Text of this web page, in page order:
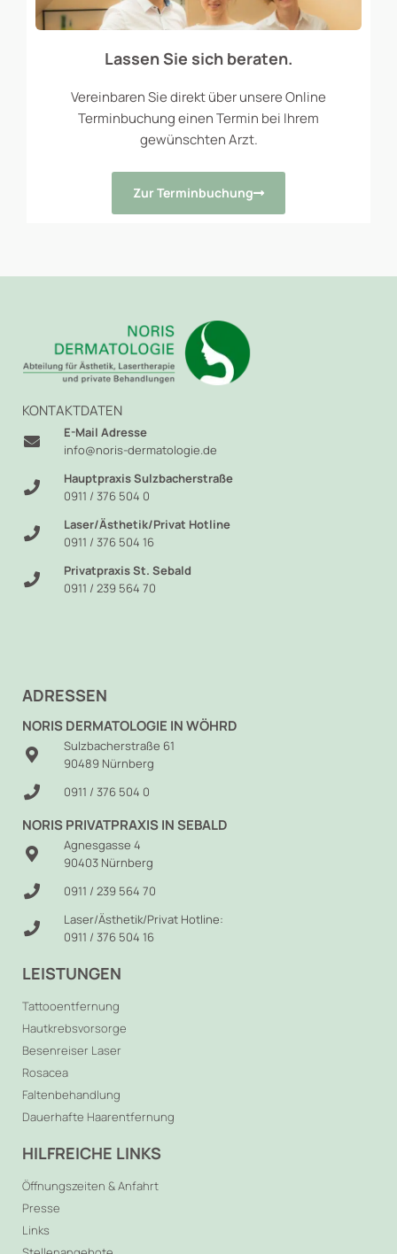
Lassen Sie sich beraten.
Vereinbaren Sie direkt über unsere Online
Terminbuchung einen Termin bei Ihrem
gewünschten Arzt.
Zur Terminbuchung
KONTAKTDATEN
E-Mail Adresse
info@noris-dermatologie.de
Hauptpraxis Sulzbacherstraße
0911 / 376 504 0
Laser/Ästhetik/Privat Hotline
0911 / 376 504 16
Privatpraxis St. Sebald
0911 / 239 564 70
ADRESSEN
NORIS DERMATOLOGIE IN WÖHRD
Sulzbacherstraße 61
90489 Nürnberg
0911 / 376 504 0
NORIS PRIVATPRAXIS IN SEBALD
Agnesgasse 4
90403 Nürnberg
0911 / 239 564 70
Laser/Ästhetik/Privat Hotline:
0911 / 376 504 16
LEISTUNGEN
Tattooentfernung
Hautkrebsvorsorge
Besenreiser Laser
Rosacea
Faltenbehandlung
Dauerhafte Haarentfernung
HILFREICHE LINKS
Öffnungszeiten & Anfahrt
Presse
Links